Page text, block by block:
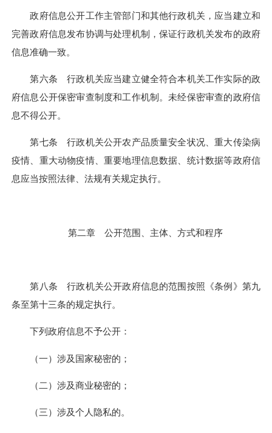
政府信息公开工作主管部门和其他行政机关，应当建立和
完善政府信息发布协调与处理机制，保证行政机关发布的政府
信息准确一致。
第六条 行政机关应当建立健全符合本机关工作实际的政
府信息公开保密审查制度和工作机制。未经保密审查的政府信
息不得公开。
第七条 行政机关公开农产品质量安全状况、重大传染病
疫情、重大动物疫情、重要地理信息数据、统计数据等政府信
息应当按照法律、法规有关规定执行。
第二章 公开范围、主体、方式和程序
第八条 行政机关公开政府信息的范围按照《条例》第九
条至第十三条的规定执行。
下列政府信息不予公开：
（一）涉及国家秘密的；
（二）涉及商业秘密的；
（三）涉及个人隐私的。